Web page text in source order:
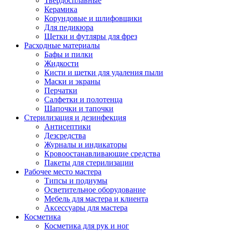
Керамика
Корундовые и шлифовщики
Для педикюра
Щетки и футляры для фрез
Расходные материалы
Бафы и пилки
Жидкости
Кисти и щетки для удаления пыли
Маски и экраны
Перчатки
Салфетки и полотенца
Шапочки и тапочки
Стерилизация и дезинфекция
Антисептики
Дезсредства
Журналы и индикаторы
Кровоостанавливающие средства
Пакеты для стерилизации
Рабочее место мастера
Типсы и подиумы
Осветительное оборудование
Мебель для мастера и клиента
Аксессуары для мастера
Косметика
Косметика для рук и ног